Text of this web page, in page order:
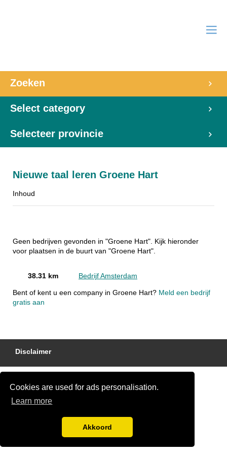
Cookies are used for ads personalisation.
Learn more
Akkoord
Zoeken
Select category
Selecteer provincie
Nieuwe taal leren Groene Hart
Inhoud
Geen bedrijven gevonden in "Groene Hart". Kijk hieronder
voor plaatsen in de buurt van "Groene Hart".
38.31 km Bedrijf Amsterdam
Bent of kent u een company in Groene Hart? Meld een bedrijf
gratis aan
Disclaimer